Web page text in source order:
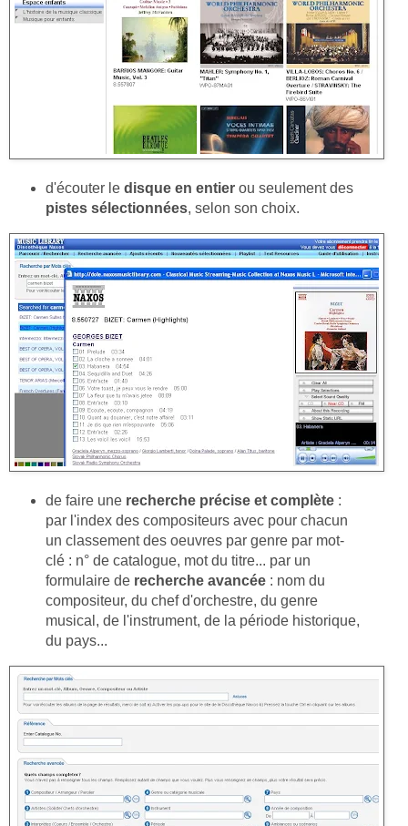
d'écouter le disque en entierou seulement des
pistes sélectionnées, selon son choix.
de faire une recherche précise et complète:
par l'index des compositeurs avec pour chacun
un classement des oeuvres par genre par mot-
clé : n° de catalogue, mot du titre... par un
formulaire de recherche avancée: nom du
compositeur, du chef d'orchestre, du genre
musical, de l'instrument, de la période historique,
du pays...